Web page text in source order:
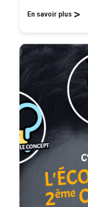
En savoir plus >